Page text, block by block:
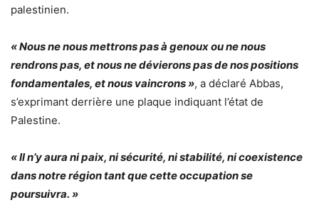
palestinien.
« Nous ne nous mettrons pas à genoux ou ne nous
rendrons pas, et nous ne dévierons pas de nos positions
fondamentales, et nous vaincrons », a déclaré Abbas,
s’exprimant derrière une plaque indiquant l’état de
Palestine.
« Il n’y aura ni paix, ni sécurité, ni stabilité, ni coexistence
dans notre région tant que cette occupation se
poursuivra. »